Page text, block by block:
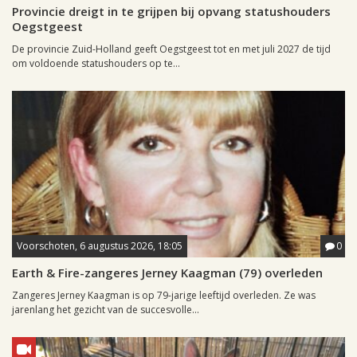
Provincie dreigt in te grijpen bij opvang statushouders
Oegstgeest
De provincie Zuid-Holland geeft Oegstgeest tot en met juli 2027 de tijd
om voldoende statushouders op te...
Voorschoten, 6 augustus 2026, 18:05 0
Earth & Fire-zangeres Jerney Kaagman (79) overleden
Zangeres Jerney Kaagman is op 79-jarige leeftijd overleden. Ze was
jarenlang het gezicht van de succesvolle...